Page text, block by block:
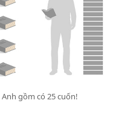
gồm có 25 cuốn!